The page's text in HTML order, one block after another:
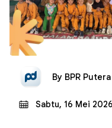
By BPR
Sabtu, 16 Mei 2026